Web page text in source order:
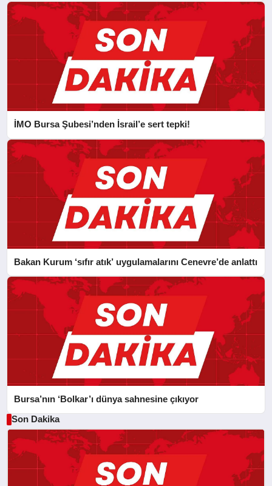
İMO Bursa Şubesi’nden İsrail’e sert tepki!
Bakan Kurum ‘sıfır atık’ uygulamalarını Cenevre’de anlattı
Bursa’nın ‘Bolkar’ı dünya sahnesine çıkıyor
Son Dakika